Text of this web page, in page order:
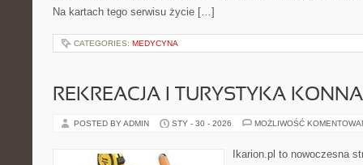
Na kartach tego serwisu życie […]
CATEGORIES: MEDYCYNA
REKREACJA I TURYSTYKA KONNA
POSTED BY ADMIN STY - 30 - 2026 MOŻLIWOŚĆ
Ikarion.pl to nowoczesna